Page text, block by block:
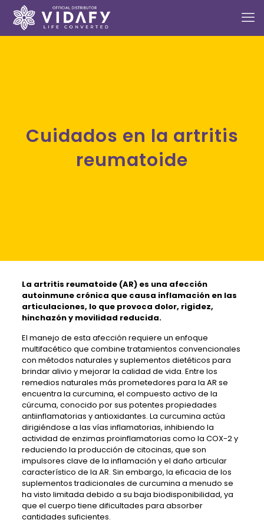
Cuidados en la artritis
reumatoide
La artritis reumatoide (AR) es una afección
autoinmune crónica que causa inflamación en las
articulaciones, lo que provoca dolor, rigidez,
hinchazón y movilidad reducida.
El manejo de esta afección requiere un enfoque
multifacético que combine tratamientos convencionales
con métodos naturales y suplementos dietéticos para
brindar alivio y mejorar la calidad de vida. Entre los
remedios naturales más prometedores para la AR se
encuentra la curcumina, el compuesto activo de la
cúrcuma, conocido por sus potentes propiedades
antiinflamatorias y antioxidantes. La curcumina actúa
dirigiéndose a las vías inflamatorias, inhibiendo la
actividad de enzimas proinflamatorias como la COX-2 y
reduciendo la producción de citocinas, que son
impulsores clave de la inflamación y el daño articular
característico de la AR. Sin embargo, la eficacia de los
suplementos tradicionales de curcumina a menudo se
ha visto limitada debido a su baja biodisponibilidad, ya
que el cuerpo tiene dificultades para absorber
cantidades suficientes.